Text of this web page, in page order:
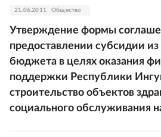
21.06.2011 Общество
Утверждение формы
предоставлении субсидии
бюджета в целях оказания
поддержки Республики
строительство объектов
социального обслуживания